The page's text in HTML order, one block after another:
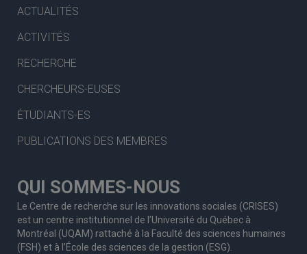
ACTUALITÉS
ACTIVITÉS
RECHERCHE
CHERCHEURS-EUSES
ÉTUDIANTS-ES
PUBLICATIONS DES MEMBRES
QUI SOMMES-NOUS
Le Centre de recherche sur les innovations sociales (CRISES)
est un centre institutionnel de l’Université du Québec à
Montréal (UQAM) rattaché à la Faculté des sciences humaines
(FSH) et à l’École des sciences de la gestion (ESG).